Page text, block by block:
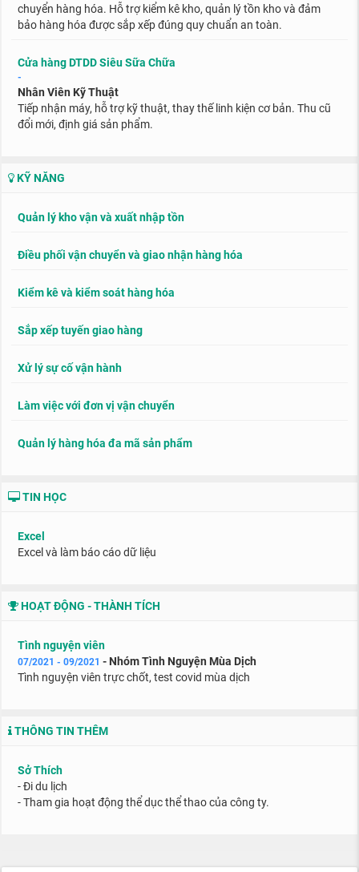
chuyển hàng hóa. Hỗ trợ kiểm kê kho, quản lý tồn kho và đảm
bảo hàng hóa được sắp xếp đúng quy chuẩn an toàn.
Cửa hàng DTDD Siêu Sữa Chữa
-
Nhân Viên Kỹ Thuật
Tiếp nhận máy, hỗ trợ kỹ thuật, thay thế linh kiện cơ bản. Thu cũ
đổi mới, định giá sản phẩm.
KỸ NĂNG
Quản lý kho vận và xuất nhập tồn
Điều phối vận chuyển và giao nhận hàng hóa
Kiểm kê và kiểm soát hàng hóa
Sắp xếp tuyến giao hàng
Xử lý sự cố vận hành
Làm việc với đơn vị vận chuyển
Quản lý hàng hóa đa mã sản phẩm
TIN HỌC
Excel
Excel và làm báo cáo dữ liệu
HOẠT ĐỘNG - THÀNH TÍCH
Tình nguyện viên
07/2021 - 09/2021 - Nhóm Tình Nguyện Mùa Dịch
Tình nguyện viên trực chốt, test covid mùa dịch
THÔNG TIN THÊM
Sở Thích
- Đi du lịch
- Tham gia hoạt động thể dục thể thao của công ty.